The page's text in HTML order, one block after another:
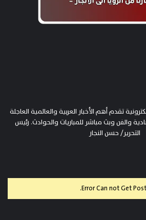
تقدم أهم الأخبار العربية والعالمية العاجلة
والفن وبث مباشر للمباريات والحوادث. رئيس
التحرير/ حسن النجار
Error Can not Get